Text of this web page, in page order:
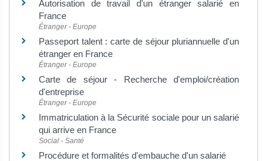
Autorisation de travail d'un étranger salarié en
France
Étranger - Europe
Passeport talent : carte de séjour pluriannuelle d'un
étranger en France
Étranger - Europe
Carte de séjour - Recherche d'emploi/création
d'entreprise
Étranger - Europe
Immatriculation à la Sécurité sociale pour un salarié
qui arrive en France
Social - Santé
Procédure et formalités d'embauche d'un salarié